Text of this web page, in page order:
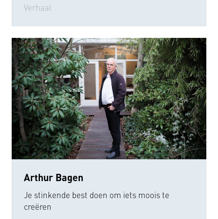
Verhaal
Arthur Bagen
Je stinkende best doen om iets moois te
creëren